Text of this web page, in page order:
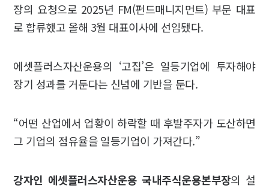
장의 요청으로 2025년 FM(펀드매니지먼트) 부문 대표
로 합류했고 올해 3월 대표이사에 선임됐다.
에셋플러스자산운용의 ‘고집’은 일등기업에 투자해야
장기 성과를 거둔다는 신념에 기반을 둔다.
“어떤 산업에서 업황이 하락할 때 후발주자가 도산하면
그 기업의 점유율을 일등기업이 가져간다.”
강자인 에셋플러스자산운용 국내주식운용본부장의 설